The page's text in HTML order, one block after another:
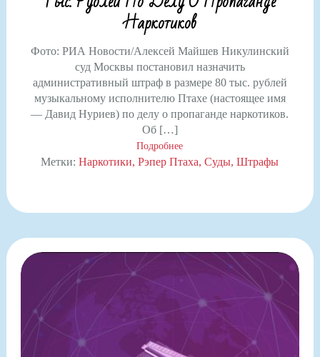
Наркотиков
Фото: РИА Новости/Алексей Майшев Никулинский
суд Москвы постановил назначить
административный штраф в размере 80 тыс. рублей
музыкальному исполнителю Птахе (настоящее имя
— Давид Нуриев) по делу о пропаганде наркотиков.
Об […]
Подробнее
Метки:Наркотики Рэпер Птаха Суды Штрафы